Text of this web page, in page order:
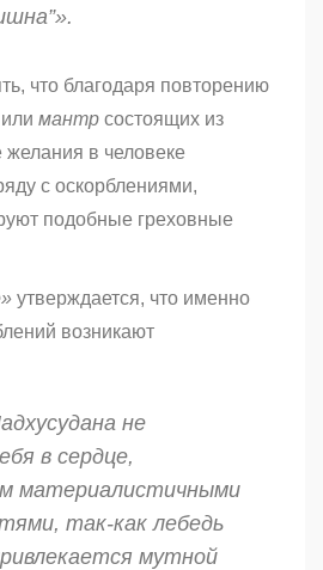
что благодаря повторению
мантр состоящих из
в человеке
с оскорблениями,
подобные греховные
утверждается, что именно
возникают
не
в сердце,
материалистичными
так-как лебедь
мутной